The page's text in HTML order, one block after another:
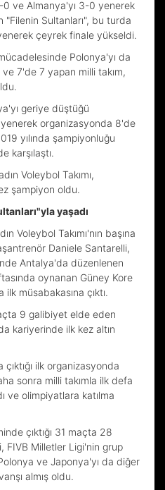
0 ve Almanya'yı 3-0 yenerek
"Filenin Sultanları", bu turda
çeyrek finale yükseldi.
Polonya'yı da
7'de 7 yapan milli takım,
geriye düştüğü
yenerek organizasyonda 8'de
yılında şampiyonluğu
karşılaştı.
Voleybol Takımı,
şampiyon oldu.
yaşadı
Voleybol Takımı'nın başına
Daniele Santarelli,
Antalya'da düzenlenen
oynanan Güney Kore
ilk müsabakasına çıktı.
9 galibiyet elde eden
kariyerinde ilk kez altın
çıktığı ilk organizasyonda
sonra milli takımla ilk defa
ve olimpiyatlara katılma
çıktığı 31 maçta 28
FIVB Milletler Ligi'nin grup
ve Japonya'yı da diğer
almış oldu.